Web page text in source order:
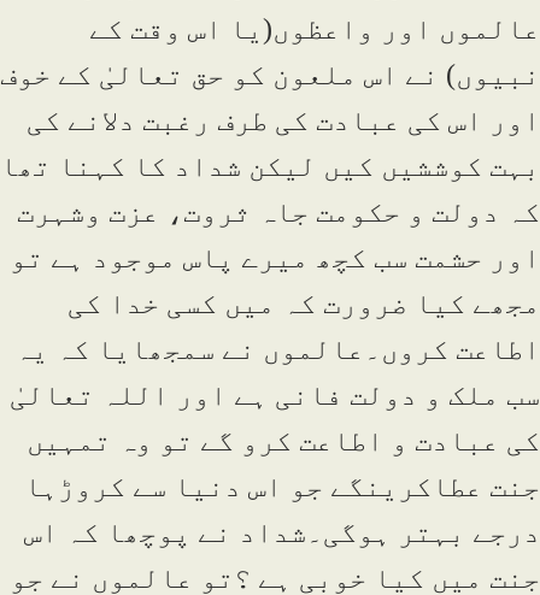
عالموں اور واعظوں(یا اس وقت کے
نبیوں) نے اس ملعون کو حق تعالیٰ کے خوف
اور اس کی عبادت کی طرف رغبت دلانے کی
بہت کوششیں کیں لیکن شداد کا کہنا تھا
کہ دولت و حکومت جاہ ثروت، عزت وشہرت
اور حشمت سب کچھ میرے پاس موجود ہے تو
مجھے کیا ضرورت کہ میں کسی خدا کی
اطاعت کروں۔عالموں نے سمجھایا کہ یہ
سب ملک و دولت فانی ہے اور اللہ تعالیٰ
کی عبادت و اطاعت کرو گے تو وہ تمہیں
جنت عطاکرینگے جو اس دنیا سے کروڑہا
درجے بہتر ہوگی۔شداد نے پوچھا کہ اس
جنت میں کیا خوبی ہے ؟تو عالموں نے جو